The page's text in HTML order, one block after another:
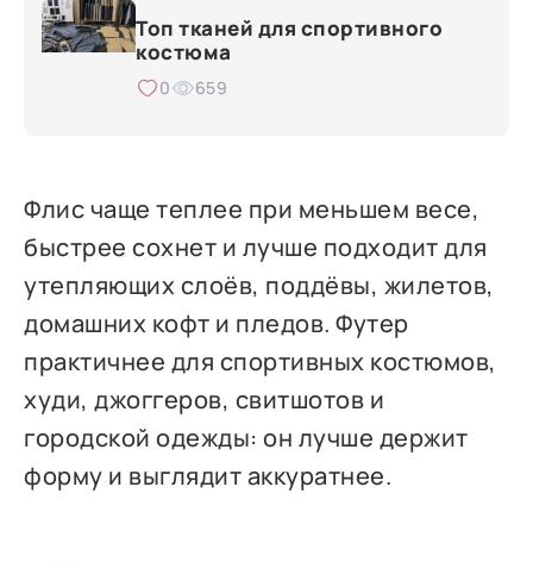
Топ тканей для спортивного
костюма
0 659
Флис чаще теплее при меньшем весе,
быстрее сохнет и лучше подходит для
утепляющих слоёв, поддёвы, жилетов,
домашних кофт и пледов. Футер
практичнее для спортивных костюмов,
худи, джоггеров, свитшотов и
городской одежды: он лучше держит
форму и выглядит аккуратнее.